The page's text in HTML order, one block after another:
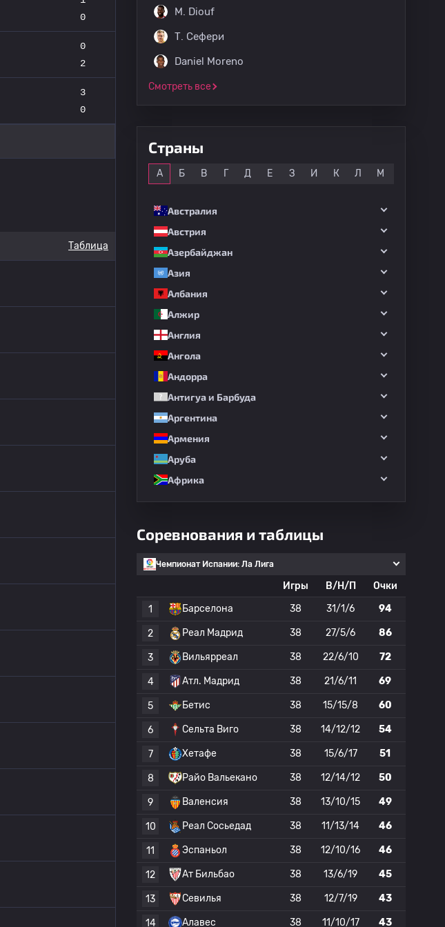
0
0
2
3
0
Таблица
M. Diouf
Т. Сефери
Daniel Moreno
Смотреть все
Страны
А Б В Г Д Е З И К Л М
Австралия
Австрия
Азербайджан
Азия
Албания
Алжир
Англия
Ангола
Андорра
Антигуа и Барбуда
Аргентина
Армения
Аруба
Африка
Соревнования и таблицы
Чемпионат Испании: Ла Лига
Игры В/Н/П
Очки
1
Барселона 38 31/1/6 94
2 Реал Мадрид 38 27/5/6 86
3 Вильярреал 38 22/6/10 72
4 Атл. Мадрид 38 21/6/11 69
5 Бетис 38 15/15/8 60
6 Сельта Виго 38 14/12/12 54
7 Хетафе 38 15/6/17 51
8 Райо Вальекано 38 12/14/12 50
9 Валенсия 38 13/10/15 49
10 Реал Сосьедад 38 11/13/14 46
11 Эспаньол 38 12/10/16 46
12 Ат Бильбао 38 13/6/19 45
13 Севилья 38 12/7/19 43
14 Алавес 38 11/10/17 43